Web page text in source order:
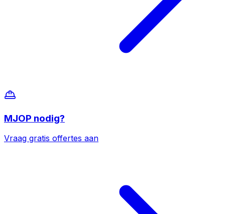
MJOP nodig?
Vraag gratis offertes aan